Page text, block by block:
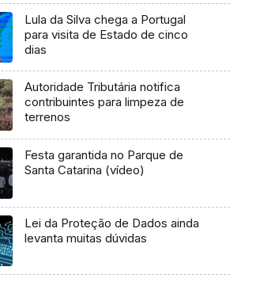
Lula da Silva chega a Portugal
para visita de Estado de cinco
dias
Autoridade Tributária notifica
contribuintes para limpeza de
terrenos
Festa garantida no Parque de
Santa Catarina (vídeo)
Lei da Proteção de Dados ainda
levanta muitas dúvidas